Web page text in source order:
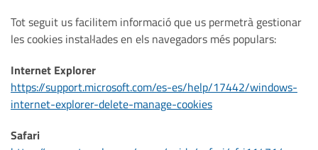
Tot seguit us facilitem informació que us permetrà gestionar
les cookies instal·lades en els navegadors més populars:
Internet Explorer
https://support.microsoft.com/es-es/help/17442/windows-
internet-explorer-delete-manage-cookies
Safari